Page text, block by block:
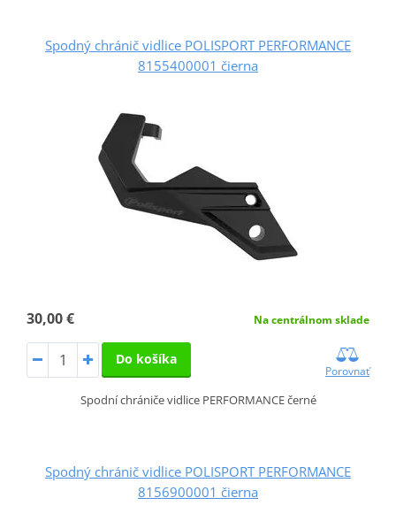
Spodný chránič vidlice POLISPORT PERFORMANCE
8155400001 čierna
30,00 € Na centrálnom sklade
Do košíka
Porovnať
Spodní chrániče vidlice PERFORMANCE černé
Spodný chránič vidlice POLISPORT PERFORMANCE
8156900001 čierna